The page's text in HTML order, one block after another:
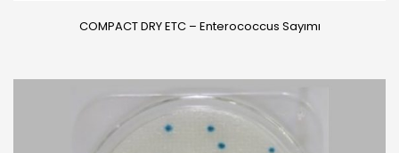
COMPACT DRY ETC – Enterococcus Sayımı